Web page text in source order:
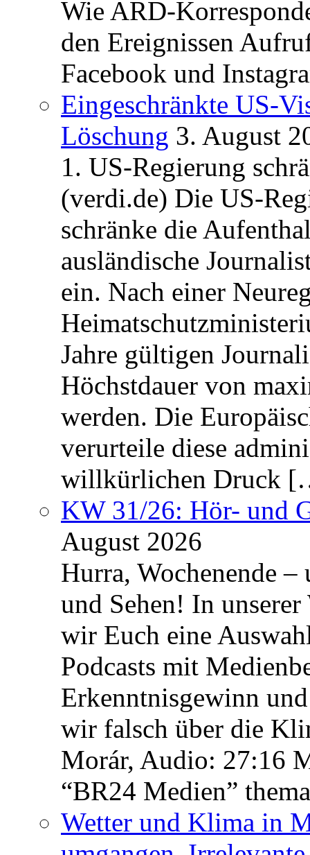
Wie ARD-
den Ereignissen
Facebook und
Eingeschränkte US-
Löschung 3. August
1. US-Regierung
(verdi.de) Die US-
schränke die
ausländische
ein. Nach einer
Jahre gültigen
Höchstdauer von
werden. Die
verurteile diese
willkürlichen Druck
KW 31/26: Hör- und
August 2026
Hurra, Wochenende
und Sehen! In unserer
wir Euch eine
Podcasts mit
Erkenntnisgewinn
wir falsch über die
Morár, Audio: 27:16
“BR24 Medien”
Wetter und Klima in